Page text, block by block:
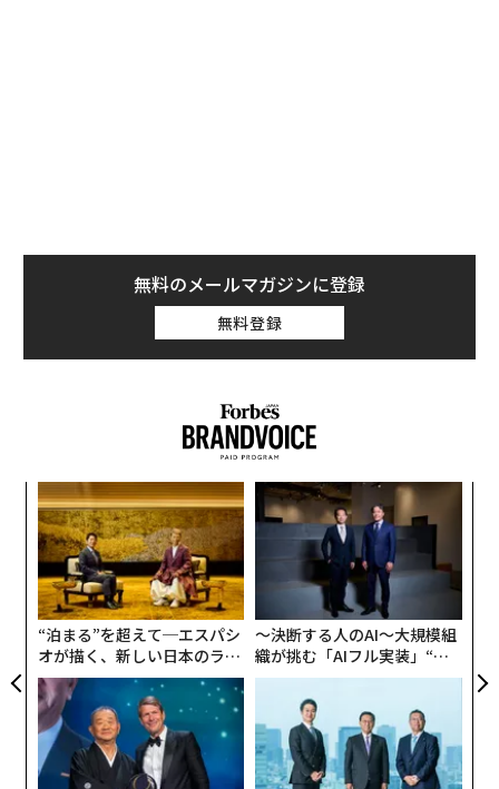
する事実の収集、その出所の追跡、情報源間の矛盾の解
消、そして人間とソフトウェアの双方に意思決定の信頼
できる拠り所を提供するといった「グラウンディング
（根拠付け）」を担う。
エビデンス層がなければ、自動化は当てずっぽうと大差
業務ワークフローが見た目以上に難しい理由
コンシューマー向けAIでは、もっともらしい答えでたい
てい事足りる。だがエンタープライズAIでは、もっとも
らしい答えが破滅的な結果を招くこともある。
日常的な仕入先への支払いを例に取ろう。関連する事実
は、請求書、発注書、受領書、特別条件を含む契約書、
承認メール、そして6カ月前に誰かがERPに残したメモに
分散しているかもしれない。日々の業務では、買掛金担
当者は、これらの記録が食い違ったときにどの情報源を
信頼すべきかを把握している可能性が高い。発注書の価
無料のメールマガジンに登録
無料登録
“泊まる”を超えて─エスパシ
オが描く、新しい日本のラグ
ジュアリー（中編）
〜決断する人のAI〜大規模組
織が挑む「AIフル実装」“使
う”企業から“動く”企業へ【N
TTドコモビジネス×PwC】